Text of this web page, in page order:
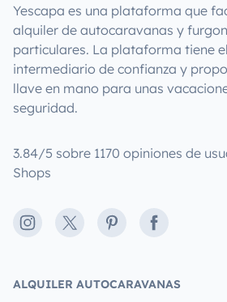
Yescapa es una plataforma que
alquiler de autocaravanas y
particulares. La plataforma tiene
intermediario de confianza y
llave en mano para unas
seguridad.
3.84/5 sobre 1170 opiniones de
Shops
Instagram
X PinterestFacebook
ALQUILER AUTOCARAVANAS